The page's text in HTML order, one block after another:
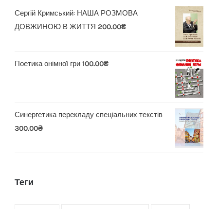
Сергій Кримський: НАША РОЗМОВА
ДОВЖИНОЮ В ЖИТТЯ 200.00₴
Поетика онімної гри 100.00₴
Синергетика перекладу спеціальних текстів
300.00₴
Теги